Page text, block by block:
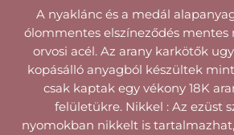
A nyaklánc és a medál
ólommentes elszíneződés mentes
orvosi acél. Az arany karkötők
kopásálló anyagból készültek
csak kaptak egy vékony 18K
felületükre. Nikkel : Az ezüst
nyomokban nikkelt is